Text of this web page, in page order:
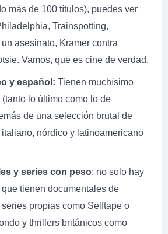
más de 100 títulos), puedes ver
Trainspotting,
asesinato, Kramer contra
Vamos, que es cine de verdad.
y español: Tienen muchísimo
lo último como lo de
de una selección brutal de
nórdico y latinoamericano
y series con peso: no solo hay
tienen documentales de
propias como Selftape o
y thrillers británicos como